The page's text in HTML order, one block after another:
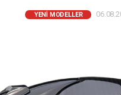
YENI MODELLER